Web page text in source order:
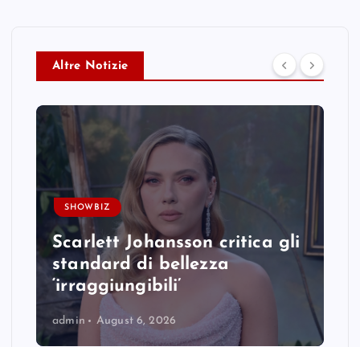
Altre Notizie
SHOWBIZ
Scarlett Johansson critica gli
standard di bellezza
‘irraggiungibili’
admin August 6, 2026